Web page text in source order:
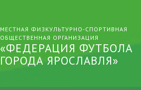
МЕСТНАЯ ФИЗКУЛЬТУРНО-СПОРТИВНАЯ
ОБЩЕСТВЕННАЯ ОРГАНИЗАЦИЯ
«ФЕДЕРАЦИЯ ФУТБОЛА
ГОРОДА ЯРОСЛАВЛЯ»